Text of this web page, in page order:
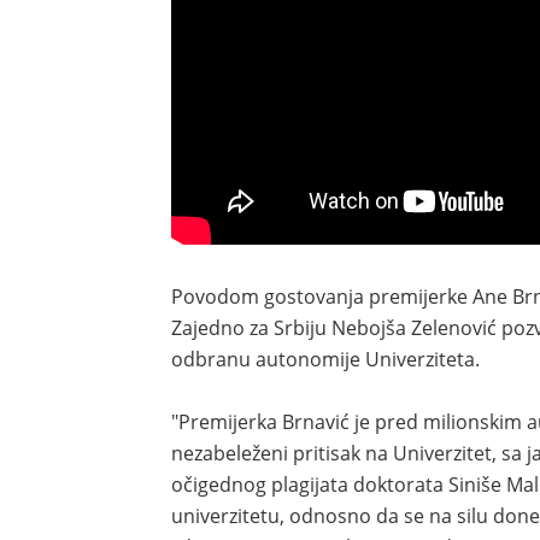
Povodom gostovanja premijerke Ane
Zajedno za Srbiju Nebojša Zelenović
odbranu autonomije Univerziteta.
"Premijerka Brnavić je pred milionskim
nezabeleženi pritisak na Univerzitet, sa
očigednog plagijata doktorata Siniše
univerzitetu, odnosno da se na silu